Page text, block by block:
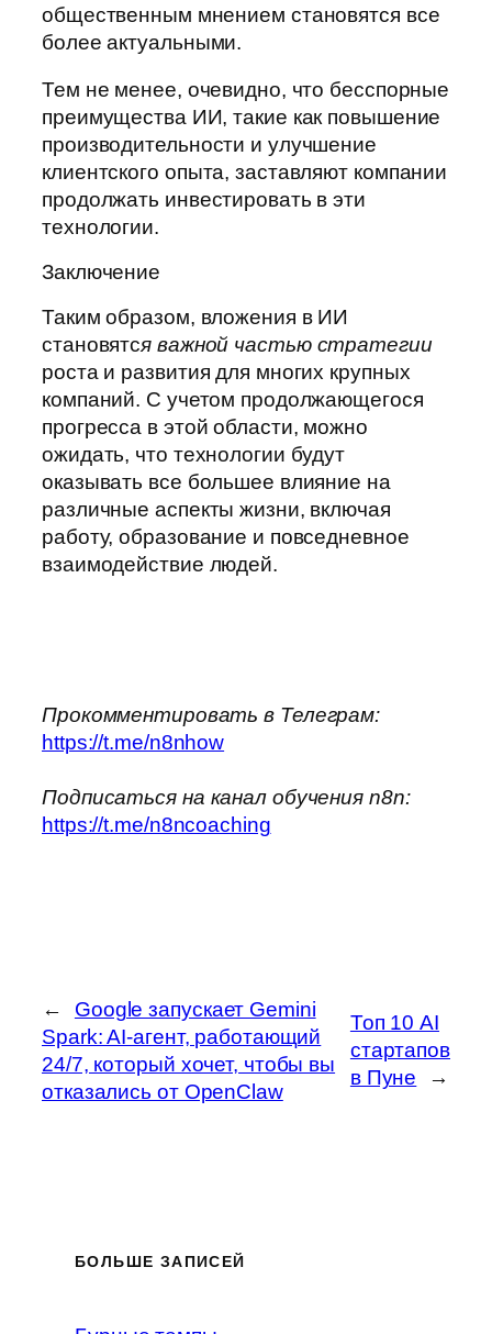
общественным мнением становятся все
более актуальными.
Тем не менее, очевидно, что бесспорные
преимущества ИИ, такие как повышение
производительности и улучшение
клиентского опыта, заставляют компании
продолжать инвестировать в эти
технологии.
Заключение
Таким образом, вложения в ИИ
становятся важной частью стратегии
роста и развития для многих крупных
компаний. С учетом продолжающегося
прогресса в этой области, можно
ожидать, что технологии будут
оказывать все большее влияние на
различные аспекты жизни, включая
работу, образование и повседневное
взаимодействие людей.
Прокомментировать в Телеграм:
https://t.me/n8nhow
Подписаться на канал обучения n8n:
https://t.me/n8ncoaching
←
Google запускает Gemini
Spark: AI-агент, работающий
24/7, который хочет, чтобы вы
отказались от OpenClaw
Топ 10 AI
стартапов
в Пуне
→
БОЛЬШЕ ЗАПИСЕЙ